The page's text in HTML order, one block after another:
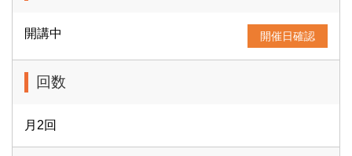
開講中 開催日確認
回数
月2回